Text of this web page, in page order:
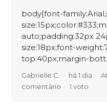
body{font-
auto;padding:32px
size:18px;font-
top:40px;margin-
Gabrielle C. há 1 dia
comentário
1 voto